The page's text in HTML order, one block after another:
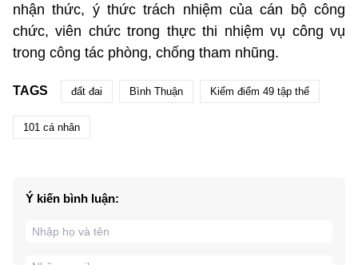
nhận thức, ý thức trách nhiệm của cán bộ công
chức, viên chức trong thực thi nhiệm vụ công vụ
trong công tác phòng, chống tham nhũng.
TAGS đất đai Bình Thuận Kiểm điểm 49 tập thể
101 cá nhân
Ý kiến bình luận: